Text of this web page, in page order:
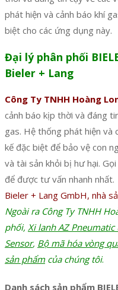
phát hiện và cảnh báo khí
biệt cho các ứng dụng này.
Đại lý phân phối
Bieler + Lang
Công Ty TNHH Hoàng
cảnh báo kịp thời và đáng
gas. Hệ thống phát hiện và
kế đặc biệt để bảo vệ con
và tài sản khỏi bị hư hại.
để được tư vấn nhanh nhất.
Bieler + Lang GmbH, nhà
Ngoài ra Công Ty TNHH
phối, Xi lanh AZ
Sensor, Bộ mã hóa vòng
sản phẩmcủa chúng tôi.
Danh sách sản phẩm